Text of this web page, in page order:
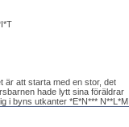
är att starta med en stor, det
hade lytt sina föräldrar
i byns utkanter *E*N*** N**L*M